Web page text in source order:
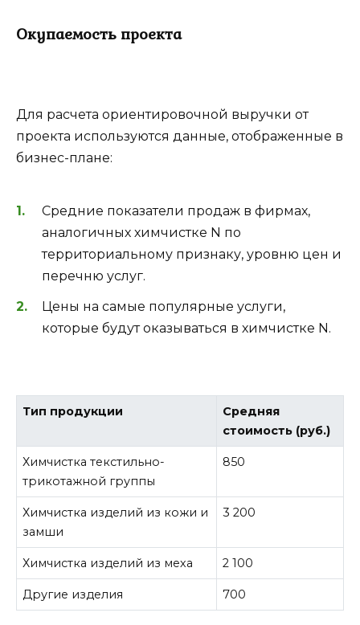
Окупаемость проекта
Для расчета ориентировочной выручки от
проекта используются данные, отображенные в
бизнес-плане:
Средние показатели продаж в фирмах,
аналогичных химчистке N по
территориальному признаку, уровню цен и
перечню услуг.
Цены на самые популярные услуги,
которые будут оказываться в химчистке N.
Тип продукции
Средняя
стоимость (руб.)
Химчистка текстильно-
трикотажной группы
850
Химчистка изделий из кожи и
замши
3 200
Химчистка изделий из меха 2 100
Другие изделия 700